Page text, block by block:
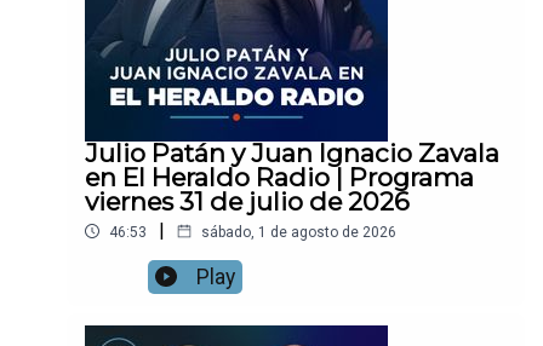
Julio Patán y Juan Ignacio Zavala
en El Heraldo Radio | Programa
viernes 31 de julio de 2026
46:53 | sábado, 1 de agosto de 2026
Play